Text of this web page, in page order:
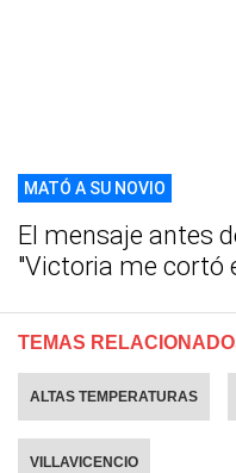
MATÓ A SU NOVIO
El mensaje antes
"Victoria me cortó
TEMAS
ALTAS TEMPERATURAS
VILLAVICENCIO